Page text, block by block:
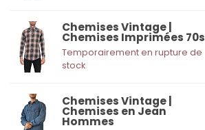
Chemises Vintage |
Chemises Imprimées 70s
Temporairement en rupture de
stock
Chemises Vintage |
Chemises en Jean
Hommes